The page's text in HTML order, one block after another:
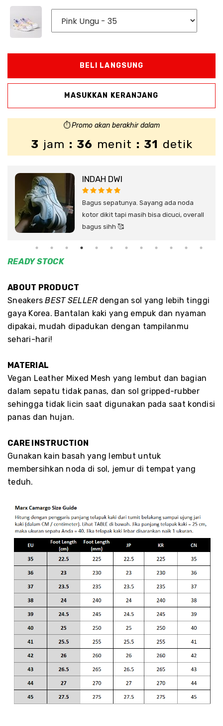
⏱️Promo akan berakhir dalam
3 jam : 36 menit : 30 detik
INDAH DWI
Bagus sepatunya. Sayang ada noda
kotor dikit tapi masih bisa dicuci, overall
bagus sihh 🥰
READYSTOCK
ABOUT PRODUCT
SneakersBEST SELLERdengan sol yang lebih tinggi
gaya Korea. Bantalan kaki yang empuk dan nyaman
dipakai, mudah dipadukan dengan tampilanmu
sehari-hari!
MATERIAL
Vegan Leather Mixed Mesh yang lembut dan bagian
dalam sepatu tidak panas, dan sol gripped-rubber
sehingga tidak licin saat digunakan pada saat kondisi
panas dan hujan.
CARE INSTRUCTION
Gunakan kain basah yang lembut untuk
membersihkan noda di sol, jemur di tempat yang
teduh.